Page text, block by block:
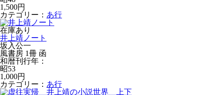
1,500円
カテゴリー： あ行
在庫あり
井上靖ノート
坂入公一
風書房 1冊 函
和暦刊行年：
昭53
1,000円
カテゴリー： あ行